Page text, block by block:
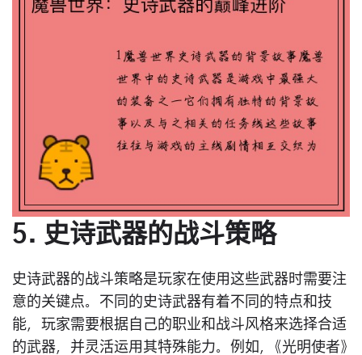
5. 史诗武器的战斗策略
史诗武器的战斗策略是玩家在使用这些武器时需要注
意的关键点。不同的史诗武器有着不同的特点和技
能，玩家需要根据自己的职业和战斗风格来选择合适
的武器，并灵活运用其特殊能力。例如，《光明使者》